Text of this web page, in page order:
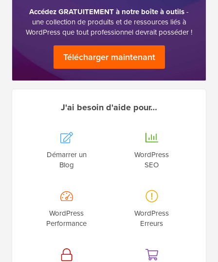
Accédez GRATUITEMENT à notre boîte à outils-
une collection de produits et de ressources liés à
WordPress que tout professionnel devrait posséder !
Télécharger maintenant
J'ai besoin d'aide pour…
Démarrer un
Blog
WordPress
SEO
WordPress
Performance
WordPress
Erreurs